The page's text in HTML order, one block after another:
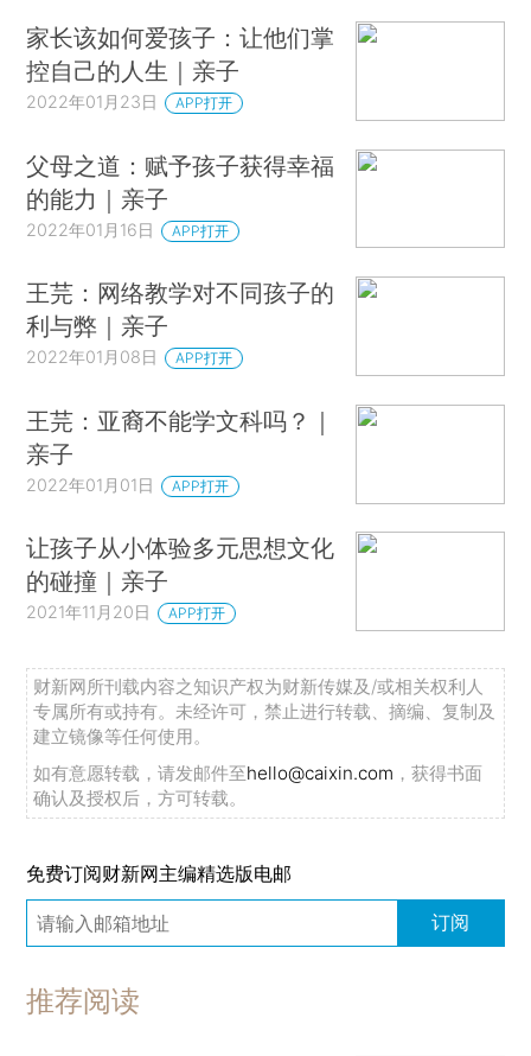
家长该如何爱孩子：让他们掌
控自己的人生｜亲子
2022年01月23日 APP打开
父母之道：赋予孩子获得幸福
的能力｜亲子
2022年01月16日 APP打开
王芫：网络教学对不同孩子的
利与弊｜亲子
2022年01月08日 APP打开
王芫：亚裔不能学文科吗？｜
亲子
2022年01月01日 APP打开
让孩子从小体验多元思想文化
的碰撞｜亲子
2021年11月20日 APP打开
财新网所刊载内容之知识产权为财新传媒及/或相关权利人
专属所有或持有。未经许可，禁止进行转载、摘编、复制及
建立镜像等任何使用。
如有意愿转载，请发邮件至hello@caixin.com ，获得书面
确认及授权后，方可转载。
免费订阅财新网主编精选版电邮
订阅
推荐阅读